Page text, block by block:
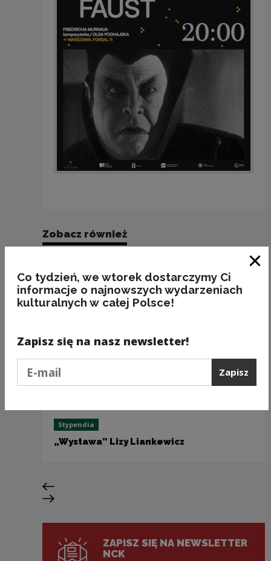
Zobacz również
Stypendia
„Wystawa” Lizy Liankewicz
Poprzedni slajd
Następny slajd
ZAPISZ SIĘ NA NEWSLETTER
NCK
Co tydzień, we wtorek dostarczymy Ci
informacje o najnowszych wydarzeniach
kulturalnych w całej Polsce!
Zapisz się na nasz newsletter!
Zapisz